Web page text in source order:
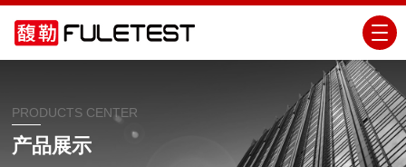
PRODUCTS CENTER
产品展示